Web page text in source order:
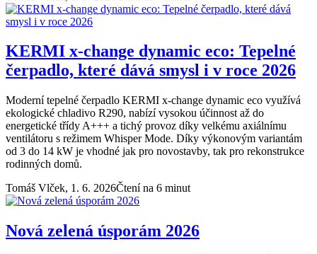
KERMI x-change dynamic eco: Tepelné
čerpadlo, které dává smysl i v roce 2026
Moderní tepelné čerpadlo KERMI x-change dynamic eco využívá
ekologické chladivo R290, nabízí vysokou účinnost až do
energetické třídy A+++ a tichý provoz díky velkému axiálnímu
ventilátoru s režimem Whisper Mode. Díky výkonovým variantám
od 3 do 14 kW je vhodné jak pro novostavby, tak pro rekonstrukce
rodinných domů.
Tomáš Vlček, 1. 6. 2026Čtení na 6 minut
Nová zelená úsporám 2026